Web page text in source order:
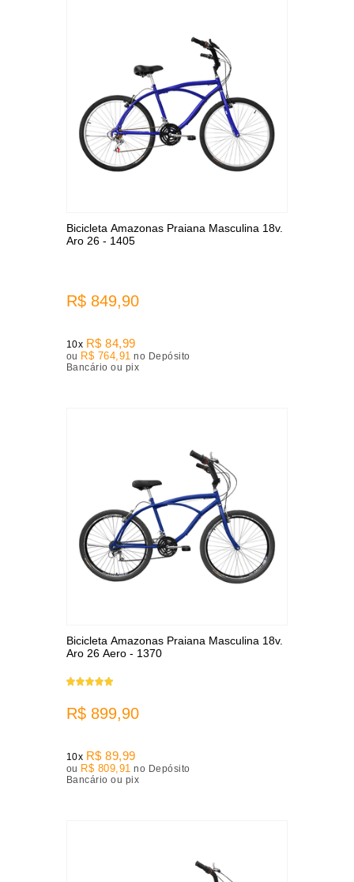
Bicicleta Amazonas Praiana Masculina 18v.
Aro 26 - 1405
R$ 849,90
10x R$ 84,99
ou R$ 764,91 no Depósito
Bancário ou pix
Bicicleta Amazonas Praiana Masculina 18v.
Aro 26 Aero - 1370
R$ 899,90
10x R$ 89,99
ou R$ 809,91 no Depósito
Bancário ou pix